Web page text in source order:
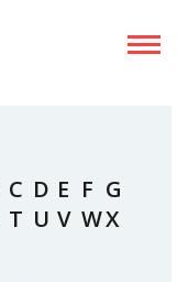
C D E F G
T U V WX